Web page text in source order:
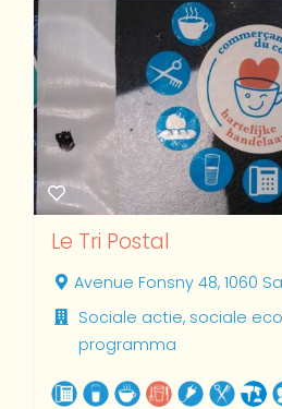
Le Tri Postal
Avenue Fonsny 48, 1060
Sociale actie, sociale
programma